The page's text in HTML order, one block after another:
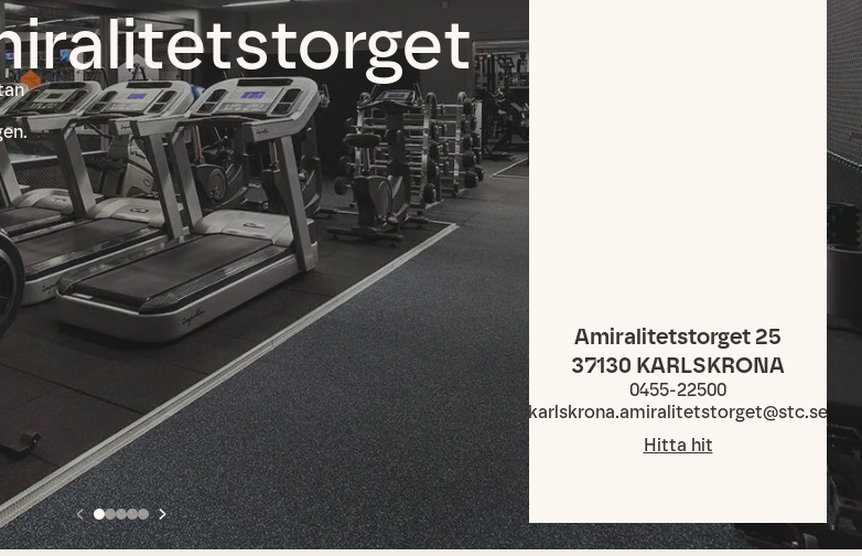
Amiralitetstorget 25
37130 KARLSKRONA
0455-22500
karlskrona.amiralitetstorget@stc.se
Hitta hit